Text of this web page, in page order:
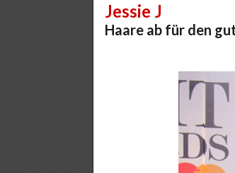
Jessie J
Haare ab für den